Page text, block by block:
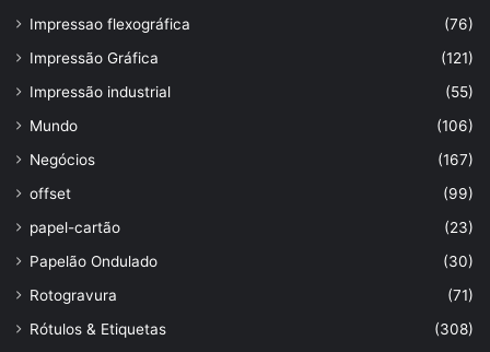
Impressao flexográfica
(76)
Impressão Gráfica
(121)
Impressão industrial
(55)
Mundo
(106)
Negócios
(167)
offset
(99)
papel-cartão
(23)
Papelão Ondulado
(30)
Rotogravura
(71)
Rótulos & Etiquetas
(308)